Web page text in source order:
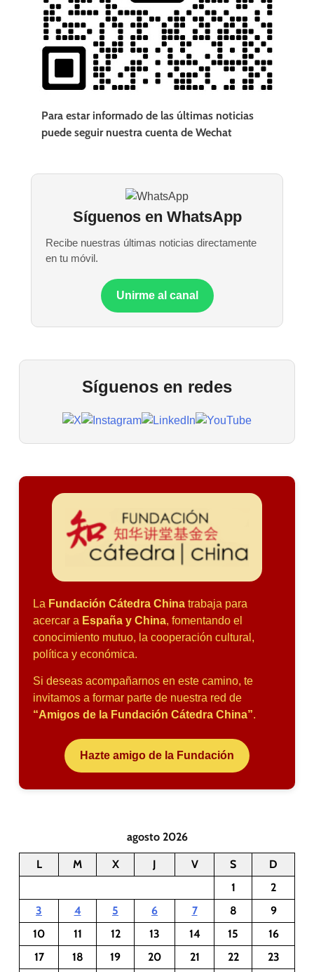
Para estar informado de las últimas noticias
puede seguir nuestra cuenta de Wechat
Síguenos en WhatsApp
Recibe nuestras últimas noticias directamente
en tu móvil.
Unirme al canal
Síguenos en redes
La Fundación Cátedra China trabaja para
acercar a España y China, fomentando el
conocimiento mutuo, la cooperación cultural,
política y económica.
Si deseas acompañarnos en este camino, te
invitamos a formar parte de nuestra red de
“Amigos de la Fundación Cátedra China”.
Hazte amigo de la Fundación
agosto 2026
L M X J V S
D
1
2
3
4 5 6 7 8
9
10
11 12 13 14 15
16
17
18 19 20 21 22
23